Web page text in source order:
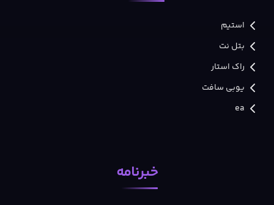
استیم
بتل نت
راک استار
یوبی سافت
ea
خبرنامه